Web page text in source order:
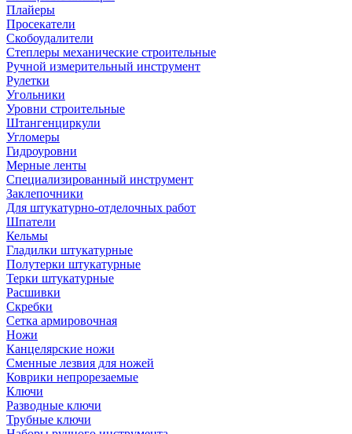
Плайеры
Просекатели
Скобоудалители
Степлеры механические строительные
Ручной измерительный инструмент
Рулетки
Угольники
Уровни строительные
Штангенциркули
Угломеры
Гидроуровни
Мерные ленты
Специализированный инструмент
Заклепочники
Для штукатурно-отделочных работ
Шпатели
Кельмы
Гладилки штукатурные
Полутерки штукатурные
Терки штукатурные
Расшивки
Скребки
Сетка армировочная
Ножи
Канцелярские ножи
Сменные лезвия для ножей
Коврики непрорезаемые
Ключи
Разводные ключи
Трубные ключи